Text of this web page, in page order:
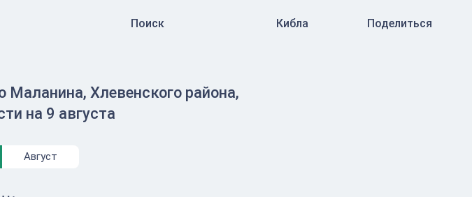
Поиск Кибла Поделиться
Хлевенского района,
на 9 августа
Август